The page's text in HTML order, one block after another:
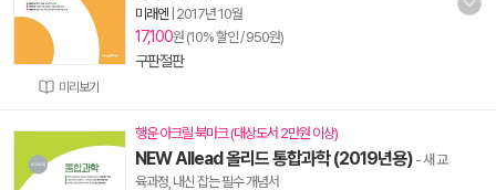
미리보기
미래엔 2017년 10월
17,100원 (10% 할인 / 950원)
구판절판
행운 아크릴 북마크 (대상도서 2만원 이상)
NEW Allead 올리드 통합과학 (2019년용) - 새 교
육과정, 내신 잡는 필수 개념서